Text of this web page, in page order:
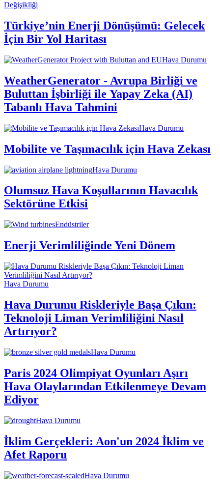
Değişikliği
Türkiye’nin Enerji Dönüşümü: Gelecek
İçin Bir Yol Haritası
Hava Durumu
WeatherGenerator - Avrupa Birliği ve
Buluttan İşbirliği ile Yapay Zeka (AI)
Tabanlı Hava Tahmini
Hava Durumu
Mobilite ve Taşımacılık için Hava Zekası
Hava Durumu
Olumsuz Hava Koşullarının Havacılık
Sektörüne Etkisi
Endüstriler
Enerji Verimliliğinde Yeni Dönem
Hava Durumu
Hava Durumu Riskleriyle Başa Çıkın:
Teknoloji Liman Verimliliğini Nasıl
Artırıyor?
Hava Durumu
Paris 2024 Olimpiyat Oyunları Aşırı
Hava Olaylarından Etkilenmeye Devam
Ediyor
Hava Durumu
İklim Gerçekleri: Aon'un 2024 İklim ve
Afet Raporu
Hava Durumu